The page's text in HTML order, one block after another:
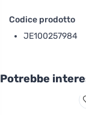
Codice prodotto
JE100257984
Potrebbe